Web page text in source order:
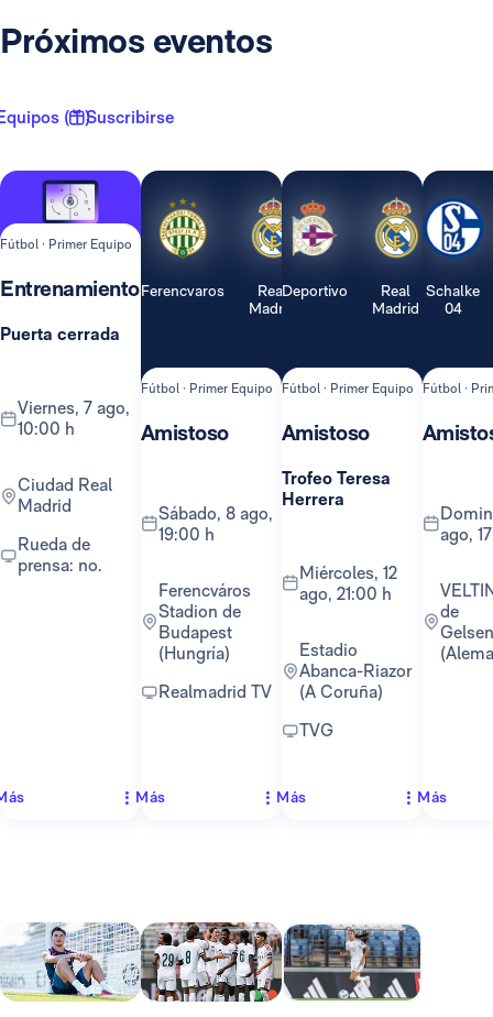
Próximos eventos
( 1 )Suscribirse
Fútbol · Primer Equipo
Entrenamiento
Puerta cerrada
viernes, 7 ago,
10:00 h
Ciudad Real
Madrid
Rueda de
prensa: no.
Ferencvaros
Real
Madrid
Fútbol · Primer Equipo
Amistoso
sábado, 8 ago,
19:00 h
Ferencváros
Stadion de
Budapest
(Hungría)
Realmadrid TV
Más
Deportivo
Real
Madrid
Fútbol · Primer Equipo
Amistoso
Trofeo Teresa
Herrera
miércoles, 12
ago, 21:00 h
Estadio
Abanca-Riazor
(A Coruña)
TVG
Más
Schalke
04
Fútbol ·
domingo, 16
ago,
VELTINS-Arena
de
Más